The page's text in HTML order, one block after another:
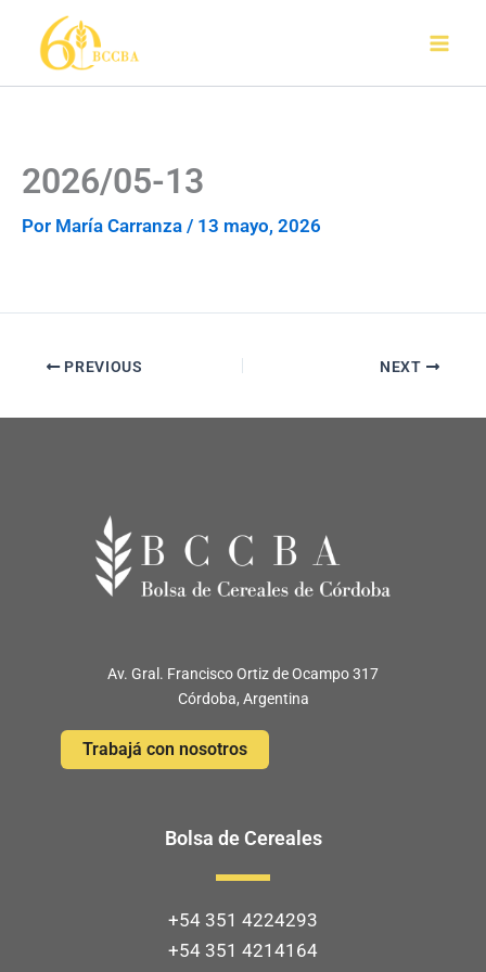
contenido
2026/05-13
Por María Carranza / 13 mayo, 2026
PREVIOUS NEXT
Av. Gral. Francisco Ortiz de Ocampo 317
Córdoba, Argentina
Trabajá con nosotros
Bolsa de Cereales
+54 351 4224293
+54 351 4214164